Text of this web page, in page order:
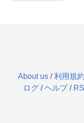
About us /利用規約
ログ /ヘルプ/